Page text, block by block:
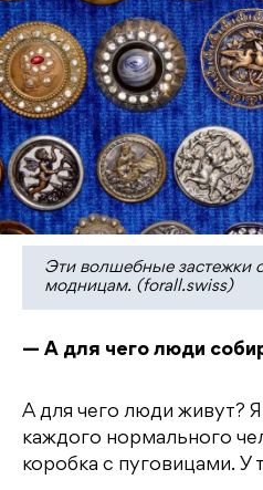
Эти волшебные застежки
модницам. (forall.swiss)
— А для чего люди
А для чего люди живут?
каждого нормального
коробка с пуговицами. У